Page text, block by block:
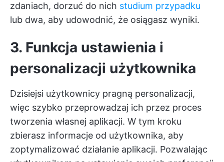
zdaniach, dorzuć do nich studium przypadku
lub dwa, aby udowodnić, że osiągasz wyniki.
3. Funkcja ustawienia i
personalizacji użytkownika
Dzisiejsi użytkownicy pragną personalizacji,
więc szybko przeprowadzaj ich przez proces
tworzenia własnej aplikacji. W tym kroku
zbierasz informacje od użytkownika, aby
zoptymalizować działanie aplikacji. Pozwalając